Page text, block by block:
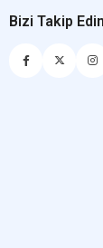
Bizi Takip Edin